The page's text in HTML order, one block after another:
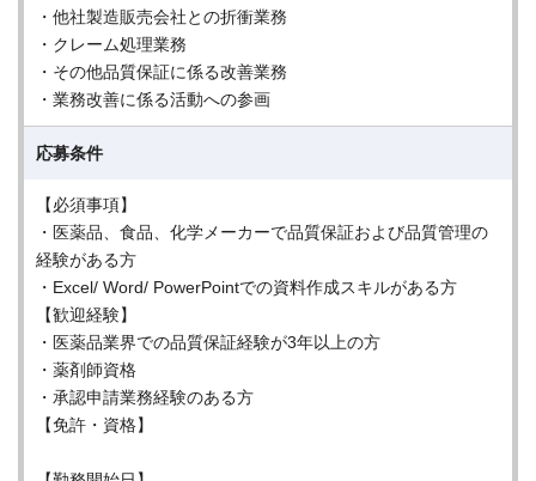
・他社製造販売会社との折衝業務
・クレーム処理業務
・その他品質保証に係る改善業務
・業務改善に係る活動への参画
応募条件
【必須事項】
・医薬品、食品、化学メーカーで品質保証および品質管理の
経験がある方
・Excel/ Word/ PowerPointでの資料作成スキルがある方
【歓迎経験】
・医薬品業界での品質保証経験が3年以上の方
・薬剤師資格
・承認申請業務経験のある方
【免許・資格】